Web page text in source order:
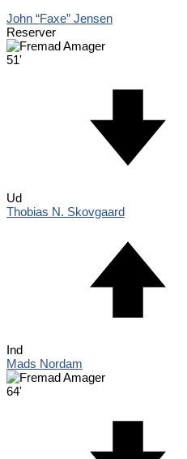
John “Faxe” Jensen
Reserver
51'
Ud
Thobias N. Skovgaard
Ind
Mads Nordam
64'